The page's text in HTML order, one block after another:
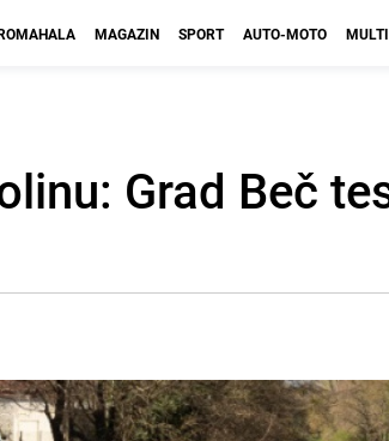
MAGAZIN SPORT AUTO-MOTO
Grad Beč